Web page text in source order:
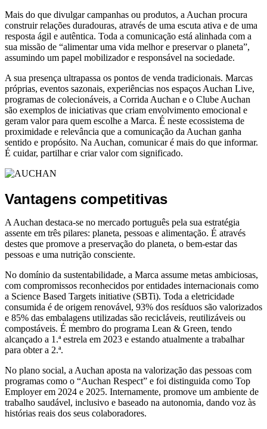
Mais do que divulgar campanhas ou produtos, a Auchan procura
construir relações duradouras, através de uma escuta ativa e de uma
resposta ágil e autêntica. Toda a comunicação está alinhada com a
sua missão de “alimentar uma vida melhor e preservar o planeta”,
assumindo um papel mobilizador e responsável na sociedade.
A sua presença ultrapassa os pontos de venda tradicionais. Marcas
próprias, eventos sazonais, experiências nos espaços Auchan Live,
programas de colecionáveis, a Corrida Auchan e o Clube Auchan
são exemplos de iniciativas que criam envolvimento emocional e
geram valor para quem escolhe a Marca. É neste ecossistema de
proximidade e relevância que a comunicação da Auchan ganha
sentido e propósito. Na Auchan, comunicar é mais do que informar.
É cuidar, partilhar e criar valor com significado.
Vantagens competitivas
A Auchan destaca-se no mercado português pela sua estratégia
assente em três pilares: planeta, pessoas e alimentação. É através
destes que promove a preservação do planeta, o bem-estar das
pessoas e uma nutrição consciente.
No domínio da sustentabilidade, a Marca assume metas ambiciosas,
com compromissos reconhecidos por entidades internacionais como
a Science Based Targets initiative (SBTi). Toda a eletricidade
consumida é de origem renovável, 93% dos resíduos são valorizados
e 85% das embalagens utilizadas são recicláveis, reutilizáveis ou
compostáveis. É membro do programa Lean & Green, tendo
alcançado a 1.ª estrela em 2023 e estando atualmente a trabalhar
para obter a 2.ª.
No plano social, a Auchan aposta na valorização das pessoas com
programas como o “Auchan Respect” e foi distinguida como Top
Employer em 2024 e 2025. Internamente, promove um ambiente de
trabalho saudável, inclusivo e baseado na autonomia, dando voz às
histórias reais dos seus colaboradores.